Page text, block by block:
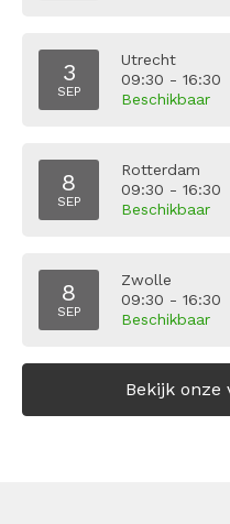
3
SEP
Utrecht
09:30 - 16:30
Beschikbaar
8
SEP
Rotterdam
09:30 - 16:30
Beschikbaar
8
SEP
Zwolle
09:30 - 16:30
Beschikbaar
Bekijk onze